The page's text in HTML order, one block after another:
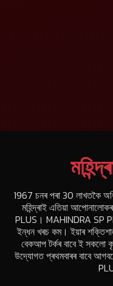
1967 চনৰ পৰা 30 লাখতকৈ
মহিন্দ্ৰাই এতিয়া
PLUS। MAHINDRA SP
ইন্ধন খৰচ কম। ইয়াৰ
বেকআপ টৰ্কৰ বাবে ই সকলো
উদ্যোগত প্ৰথমবাৰৰ বাবে